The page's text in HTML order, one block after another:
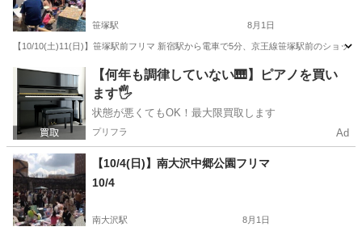
笹塚駅 8月1日
【10/10(土)11(日)】笹塚駅前フリマ 新宿駅から電車で5分、京王線笹塚駅前のショッ
東京 渋谷区 笹塚駅 フリーマーケット フリマ
【何年も調律していない🎹】ピアノを買い
ます🖐️
状態が悪くてもOK！最大限買取します
プリフラ Ad
【10/4(日)】南大沢中郷公園フリマ
10/4
南大沢駅 8月1日